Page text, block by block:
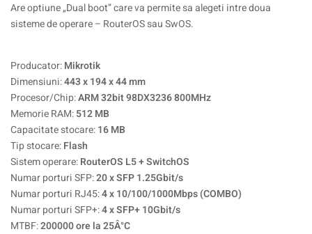
Are optiune „Dual boot” care va permite sa alegeti intre doua
sisteme de operare – RouterOS sau SwOS.
Producator:Mikrotik
Dimensiuni:443 x 194 x 44 mm
Procesor/Chip:ARM 32bit 98DX3236 800MHz
Memorie RAM:512 MB
Capacitate stocare:16 MB
Tip stocare:Flash
Sistem operare:RouterOS L5 + SwitchOS
Numar porturi SFP:20 x SFP 1.25Gbit/s
Numar porturi RJ45:4 x 10/100/1000Mbps (COMBO)
Numar porturi SFP+:4 x SFP+ 10Gbit/s
MTBF:200000 ore la 25Â°C